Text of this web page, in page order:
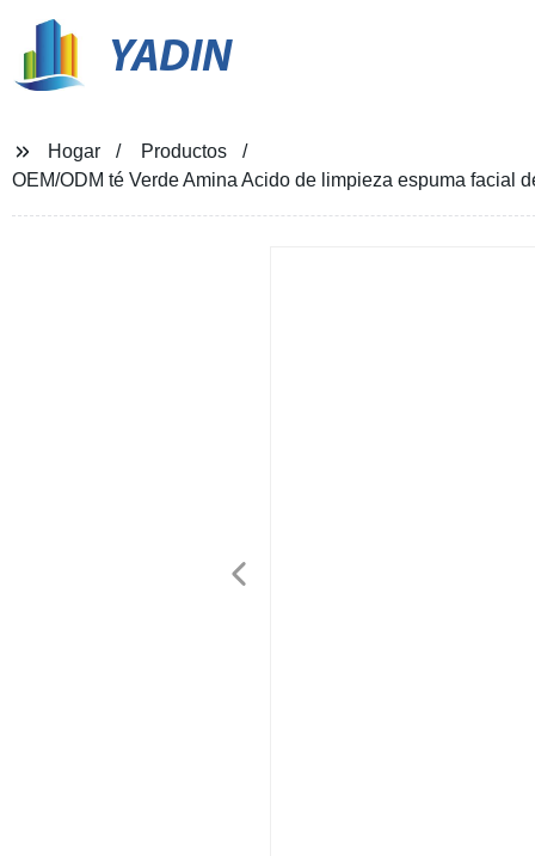
YADIN
Hogar
Productos
OEM/ODM té Verde Amina Acido de limpieza espuma facial